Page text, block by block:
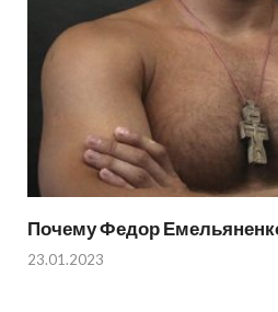
Почему Федор
23.01.2023